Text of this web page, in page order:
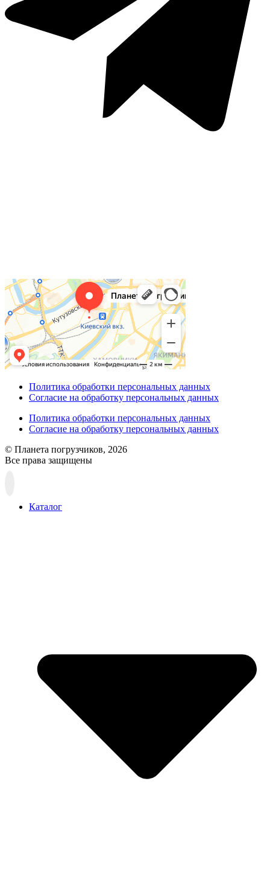
Политика обработки персональных данных
Согласие на обработку персональных данных
Политика обработки персональных данных
Согласие на обработку персональных данных
© Планета погрузчиков, 2026
Все права защищены
Каталог